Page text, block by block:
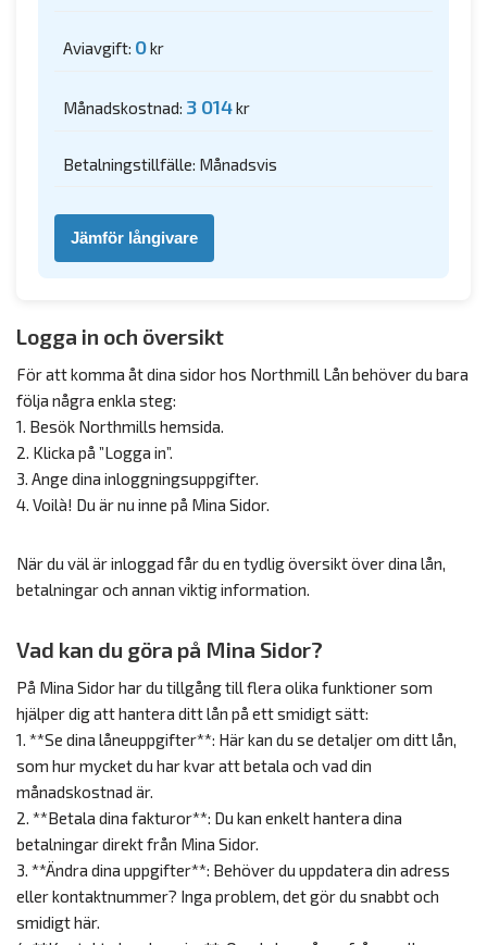
Aviavgift: 0kr
Månadskostnad: 3 014kr
Betalningstillfälle: Månadsvis
Jämför långivare
Logga in och översikt
För att komma åt dina sidor hos Northmill Lån behöver du bara
följa några enkla steg:
1. Besök Northmills hemsida.
2. Klicka på ”Logga in”.
3. Ange dina inloggningsuppgifter.
4. Voilà! Du är nu inne på Mina Sidor.
När du väl är inloggad får du en tydlig översikt över dina lån,
betalningar och annan viktig information.
Vad kan du göra på Mina Sidor?
På Mina Sidor har du tillgång till flera olika funktioner som
hjälper dig att hantera ditt lån på ett smidigt sätt:
1. **Se dina låneuppgifter**: Här kan du se detaljer om ditt lån,
som hur mycket du har kvar att betala och vad din
månadskostnad är.
2. **Betala dina fakturor**: Du kan enkelt hantera dina
betalningar direkt från Mina Sidor.
3. **Ändra dina uppgifter**: Behöver du uppdatera din adress
eller kontaktnummer? Inga problem, det gör du snabbt och
smidigt här.